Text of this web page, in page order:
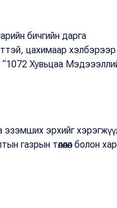
бичгийн дарга
цахимаар хэлбэрээр
Хувьцаа
эзэмших эрхийг
газрын төлөөлөл болон